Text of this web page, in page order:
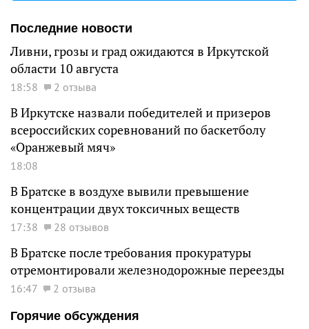
Последние новости
Ливни, грозы и град ожидаются в Иркутской
области 10 августа
18:58 2 отзыва
В Иркутске назвали победителей и призеров
всероссийских соревнований по баскетболу
«Оранжевый мяч»
18:08
В Братске в воздухе вывили превышение
концентрации двух токсичных веществ
17:38 28 отзывов
В Братске после требования прокуратуры
отремонтировали железнодорожные переезды
16:47
2 отзыва
Горячие обсуждения